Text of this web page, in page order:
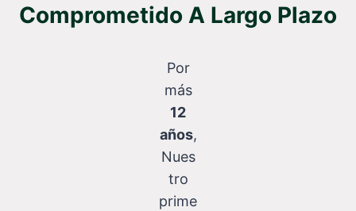
Comprometido A Largo Plazo
Por
más
12
años,
Nues
tro
prime